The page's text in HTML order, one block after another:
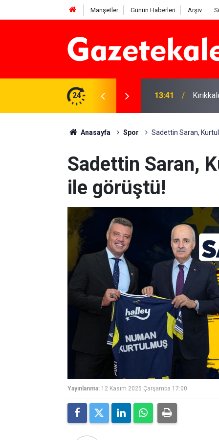
Manşetler Günün Haberleri Arşiv
24 13:41
12:26
Anasayfa Spor Sadettin Saran,
Sadettin Saran,
ile görüştü!
Yayınlanma: 12 Kasım 2025 Çarşamba 17:00